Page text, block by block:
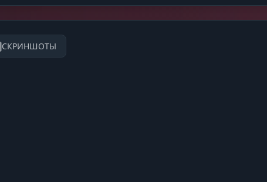
СКРИНШОТЫ